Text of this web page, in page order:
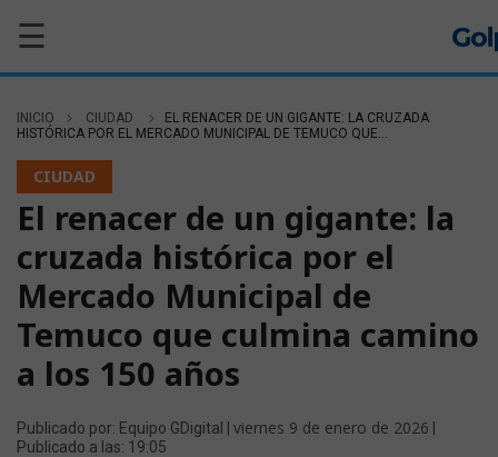
☰
INICIO CIUDAD
EL RENACER DE UN GIGANTE: LA CRUZADA
HISTÓRICA POR EL MERCADO MUNICIPAL DE TEMUCO QUE...
CIUDAD
El renacer de un gigante: la
cruzada histórica por el
Mercado Municipal de
Temuco que culmina camino
a los 150 años
Publicado por: Equipo GDigital | viernes 9 de enero de 2026
Publicado a las: 19:05